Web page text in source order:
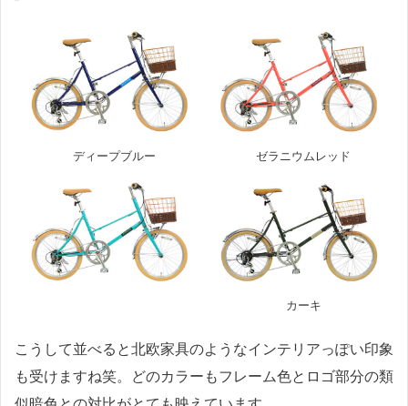
ディープブルー ゼラニウムレッド
カーキ
こうして並べると北欧家具のようなインテリアっぽい印象
も受けますね笑。どのカラーもフレーム色とロゴ部分の類